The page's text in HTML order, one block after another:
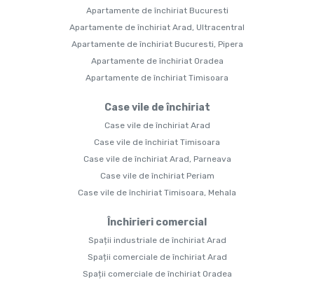
Apartamente de închiriat Bucuresti
Apartamente de închiriat Arad, Ultracentral
Apartamente de închiriat Bucuresti, Pipera
Apartamente de închiriat Oradea
Apartamente de închiriat Timisoara
Case vile de închiriat
Case vile de închiriat Arad
Case vile de închiriat Timisoara
Case vile de închiriat Arad, Parneava
Case vile de închiriat Periam
Case vile de închiriat Timisoara, Mehala
Închirieri comercial
Spații industriale de închiriat Arad
Spații comerciale de închiriat Arad
Spații comerciale de închiriat Oradea